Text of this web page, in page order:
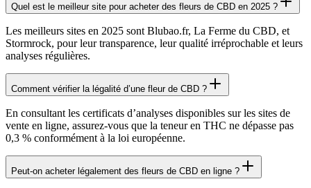
Quel est le meilleur site pour acheter des fleurs de CBD en 2025 ?
Les meilleurs sites en 2025 sont Blubao.fr, La Ferme du CBD, et
Stormrock, pour leur transparence, leur qualité irréprochable et leurs
analyses régulières.
Comment vérifier la légalité d’une fleur de CBD ?
En consultant les certificats d’analyses disponibles sur les sites de
vente en ligne, assurez-vous que la teneur en THC ne dépasse pas
0,3 % conformément à la loi européenne.
Peut-on acheter légalement des fleurs de CBD en ligne ?